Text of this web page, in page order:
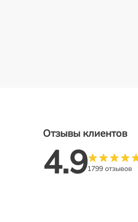
Отзывы клиентов
4.91799 отзывов